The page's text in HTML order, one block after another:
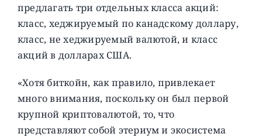
предлагать три отдельных класса акций:
класс, хеджируемый по канадскому доллару,
класс, не хеджируемый валютой, и класс
акций в долларах США.
«Хотя биткойн, как правило, привлекает
много внимания, поскольку он был первой
крупной криптовалютой, то, что
представляют собой этериум и экосистема